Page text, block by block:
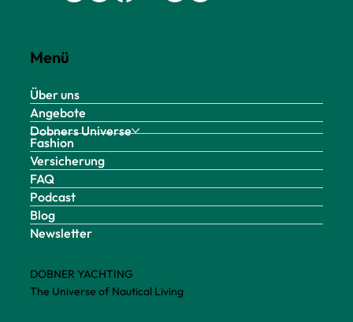
DOBNER YACHTING
The Universe of Nautical Living
Menü
Über uns
Angebote
Dobners Universe
Fashion
Versicherung
FAQ
Podcast
Blog
Newsletter